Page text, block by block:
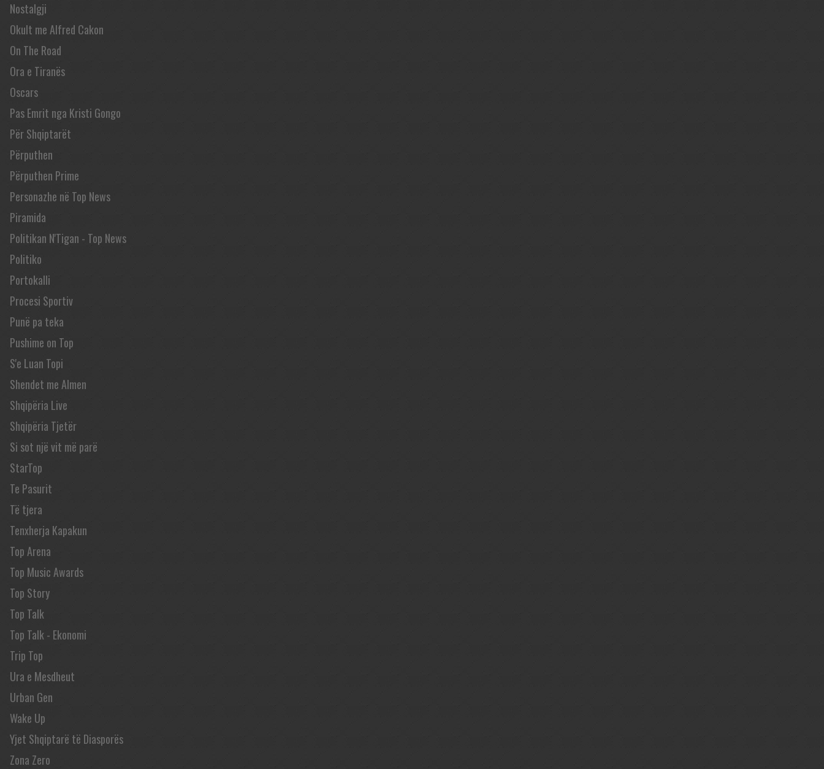
Nostalgji
Okult me Alfred Cakon
On The Road
Ora e Tiranës
Oscars
Pas Emrit nga Kristi Gongo
Për Shqiptarët
Përputhen
Përputhen Prime
Personazhe në Top News
Piramida
Politikan N'Tigan - Top News
Politiko
Portokalli
Procesi Sportiv
Punë pa teka
Pushime on Top
S'e Luan Topi
Shendet me Almen
Shqipëria Live
Shqipëria Tjetër
Si sot një vit më parë
StarTop
Te Pasurit
Të tjera
Tenxherja Kapakun
Top Arena
Top Music Awards
Top Story
Top Talk
Top Talk - Ekonomi
Trip Top
Ura e Mesdheut
Urban Gen
Wake Up
Yjet Shqiptarë të Diasporës
Zona Zero